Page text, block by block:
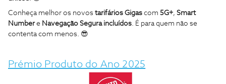
Conheça melhor os novos tarifários Gigas com 5G+, Smart
Numbere Navegação Segura incluídos . É para quem não se
contenta com menos. 😎
Prémio Produto do Ano 2025